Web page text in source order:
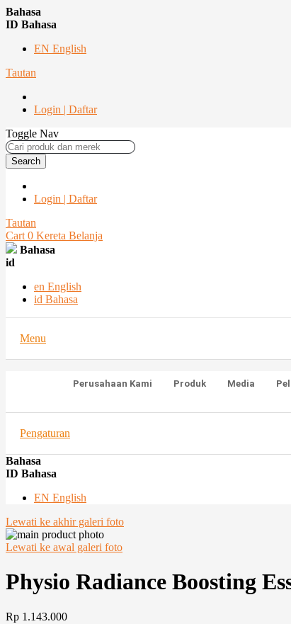
Bahasa
ID Bahasa
EN English
Tautan
Login | Daftar
Toggle Nav
Search
Login | Daftar
Tautan
Cart 0 Kereta Belanja
Bahasa
id
en English
id Bahasa
Menu
Perusahaan Kami Produk Media
Pengaturan
Bahasa
ID Bahasa
EN English
Lewati ke akhir galeri foto
Lewati ke awal galeri foto
Physio Radiance Boosting
Rp 1.143.000